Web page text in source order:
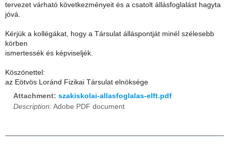
tervezet várható következményeit és a csatolt állásfoglalást hagyta
jóvá.
Kérjük a kollégákat, hogy a Társulat álláspontját minél szélesebb
körben
ismertessék és képviseljék.
Köszönettel:
az Eötvös Loránd Fizikai Társulat elnöksége
Attachment: szakiskolai-allasfoglalas-elft.pdf
Description: Adobe PDF document